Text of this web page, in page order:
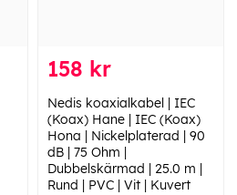
158 kr
Nedis koaxialkabel | IEC
(Koax) Hane | IEC (Koax)
Hona | Nickelplaterad | 90
dB | 75 Ohm |
Dubbelskärmad | 25.0 m |
Rund | PVC | Vit | Kuvert